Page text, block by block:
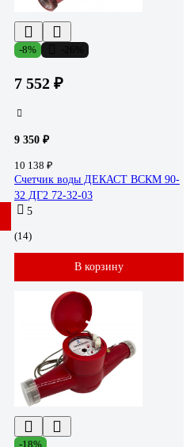
-8%
7 552 ₽
9 350 ₽
10 138 ₽
Счетчик воды ДЕКАСТ ВСКМ 90-
32 ДГ2 72-32-03
5
(14)
В корзину
-18%